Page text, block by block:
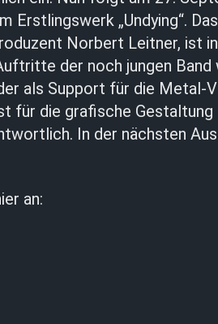
Erstlingswerk „Undying“.
Norbert Leitner, ist
der noch jungen Band
als Support für die Metal-
für die grafische Gestaltung
In der nächsten
an: